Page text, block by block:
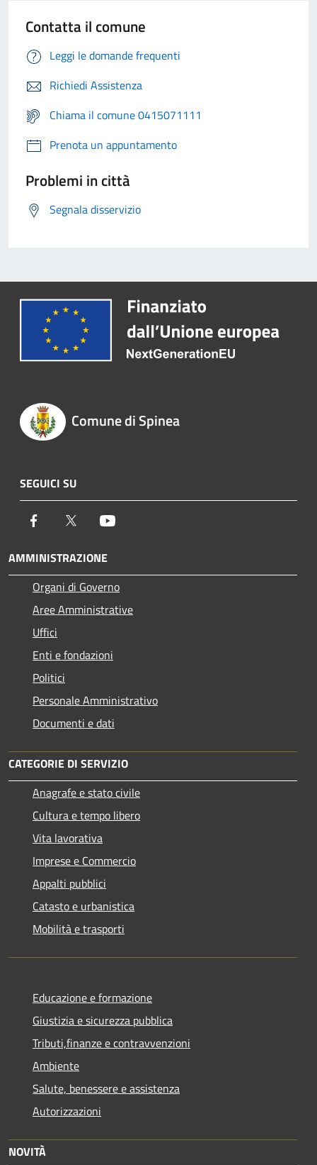
Contatta il comune
Leggi le domande frequenti
Richiedi Assistenza
Chiama il comune 0415071111
Prenota un appuntamento
Problemi in città
Segnala disservizio
Comune di Spinea
SEGUICI SU
Facebook Twitter
AMMINISTRAZIONE
Organi di Governo
Aree Amministrative
Uffici
Enti e fondazioni
Politici
Personale Amministrativo
Documenti e dati
CATEGORIE DI SERVIZIO
Anagrafe e stato civile
Cultura e tempo libero
Vita lavorativa
Imprese e Commercio
Appalti pubblici
Catasto e urbanistica
Mobilità e trasporti
Educazione e formazione
Giustizia e sicurezza pubblica
Tributi,finanze e contravvenzioni
Ambiente
Salute, benessere e assistenza
Autorizzazioni
NOVITÀ